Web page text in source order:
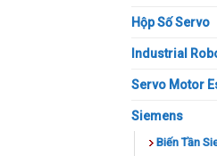
Hộp Số Servo
Industrial
Servo Motor
Siemens
Biến Tần